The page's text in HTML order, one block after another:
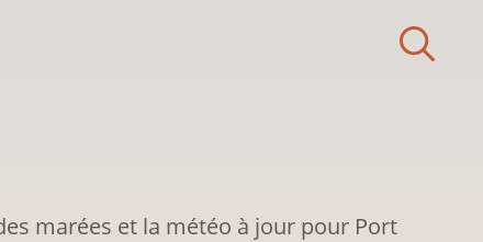
marées et la météo à jour pour Port